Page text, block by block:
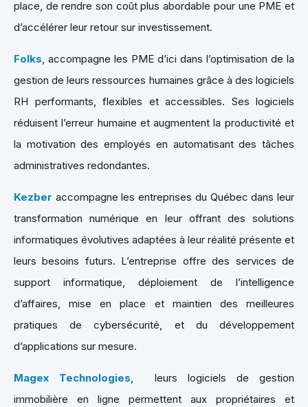
place, de rendre son coût plus abordable pour une PME et
d’accélérer leur retour sur investissement.
Folks, accompagne les PME d’ici dans l’optimisation de la
gestion de leurs ressources humaines grâce à des logiciels
RH performants, flexibles et accessibles. Ses logiciels
réduisent l’erreur humaine et augmentent la productivité et
la motivation des employés en automatisant des tâches
administratives redondantes.
Kezber accompagne les entreprises du Québec dans leur
transformation numérique en leur offrant des solutions
informatiques évolutives adaptées à leur réalité présente et
leurs besoins futurs. L’entreprise offre des services de
support informatique, déploiement de l’intelligence
d’affaires, mise en place et maintien des meilleures
pratiques de cybersécurité, et du développement
d’applications sur mesure.
Magex Technologies, leurs logiciels de gestion
immobilière en ligne permettent aux propriétaires et